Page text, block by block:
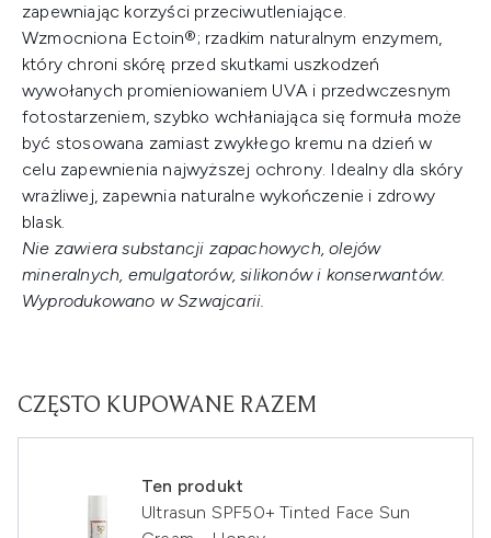
zapewniając korzyści przeciwutleniające.
Wzmocniona Ectoin®; rzadkim naturalnym enzymem,
który chroni skórę przed skutkami uszkodzeń
wywołanych promieniowaniem UVA i przedwczesnym
fotostarzeniem, szybko wchłaniająca się formuła może
być stosowana zamiast zwykłego kremu na dzień w
celu zapewnienia najwyższej ochrony. Idealny dla skóry
wrażliwej, zapewnia naturalne wykończenie i zdrowy
blask.
Nie zawiera substancji zapachowych, olejów
mineralnych, emulgatorów, silikonów i konserwantów.
Wyprodukowano w Szwajcarii.
CZĘSTO KUPOWANE RAZEM
Ten produkt
Ultrasun SPF50+ Tinted Face Sun